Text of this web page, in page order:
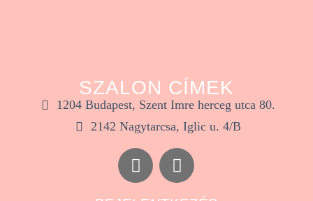
SZALON CÍMEK
1204 Budapest, Szent Imre herceg utca 80.
2142 Nagytarcsa, Iglic u. 4/B